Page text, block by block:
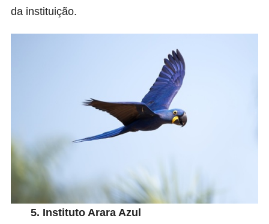
da instituição.
5. Instituto Arara Azul